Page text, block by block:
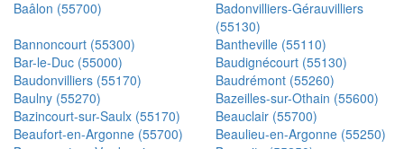
Baâlon (55700)
Badonvilliers-Gérauvilliers
(55130)
Bannoncourt (55300)
Bantheville (55110)
Bar-le-Duc (55000)
Baudignécourt (55130)
Baudonvilliers (55170)
Baudrémont (55260)
Baulny (55270)
Bazeilles-sur-Othain (55600)
Bazincourt-sur-Saulx (55170)
Beauclair (55700)
Beaufort-en-Argonne (55700)
Beaulieu-en-Argonne (55250)